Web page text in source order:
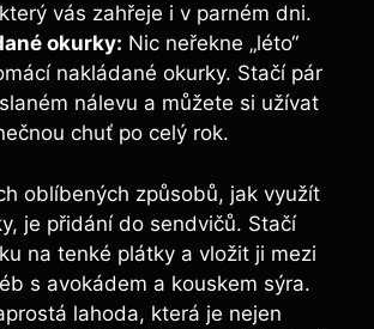
vás zahřeje i v parném dni.
okurky: Nic neřekne „léto“
nakládané okurky. Stačí pár
nálevu a můžete si užívat
chuť po celý rok.
oblíbených způsobů, jak využít
je přidání do sendvičů. Stačí
na tenké plátky a vložit ji mezi
s avokádem a kouskem sýra.
lahoda, která je nejen